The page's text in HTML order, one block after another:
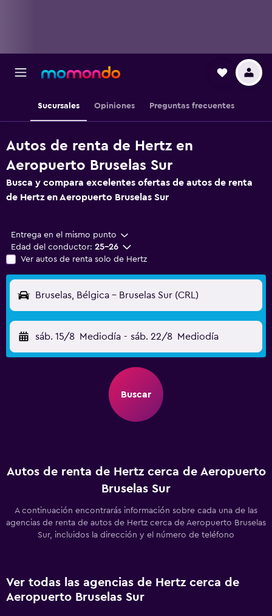
Sucursales Opiniones Preguntas frecuentes
Autos de renta de Hertz en
Aeropuerto Bruselas Sur
Busca y compara excelentes ofertas de autos de renta
de Hertz en Aeropuerto Bruselas Sur
Entrega en el mismo punto
Edad del conductor: 25-26
Ver autos de renta solo de Hertz
Bruselas, Bélgica - Bruselas Sur (CRL)
sáb. 15/8 Mediodía - sáb. 22/8 Mediodía
Buscar
Autos de renta de Hertz cerca de Aeropuerto
Bruselas Sur
A continuación encontrarás información sobre cada una de las
agencias de renta de autos de Hertz cerca de Aeropuerto Bruselas
Sur, incluidos la dirección y el número de teléfono
Ver todas las agencias de Hertz cerca de
Aeropuerto Bruselas Sur